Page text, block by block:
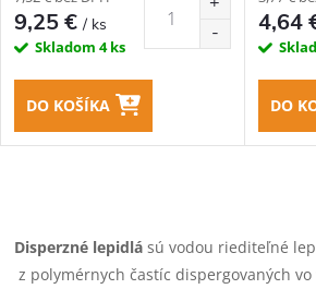
9,25 €/ ks
Skladom 4 ks
DO KOŠÍKA
4,64
DO
v
Disperzné lepidlású vodou riediteľné
z polymérnych častíc dispergovaných